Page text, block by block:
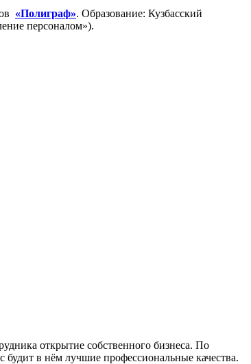
«Полиграф». Образование: Кузбасский
персоналом»).
открытие собственного бизнеса. По
в нём лучшие профессиональные качества.